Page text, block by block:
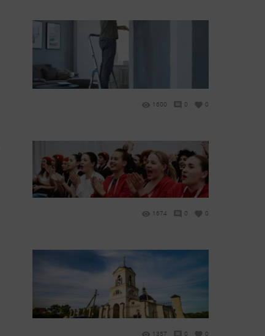
1600 0 0
1674 0 0
1357 0 0